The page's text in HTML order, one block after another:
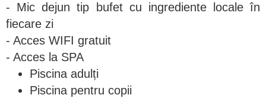
- Mic dejun tip bufet cu ingrediente locale în
fiecare zi
- Acces WIFI gratuit
- Acces la SPA
Piscina adulți
Piscina pentru copii